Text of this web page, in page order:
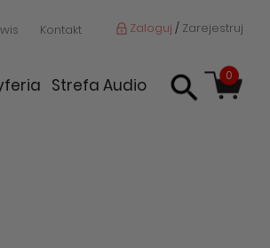
Kontakt Zaloguj / Zarejestruj
0
Strefa Audio